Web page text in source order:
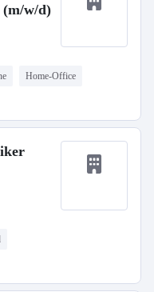
(m/w/d)
Home-Office